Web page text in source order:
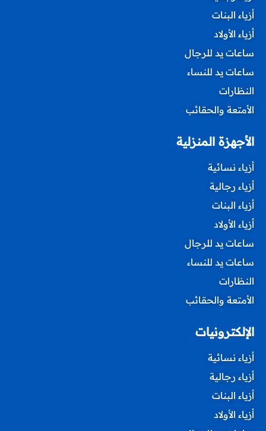
أزياء البنات
أزياء الأولاد
ساعات يد للرجال
ساعات يد للنساء
النظارات
الأمتعة والحقائب
الأجهزة المنزلية
أزياء نسائية
أزياء رجالية
أزياء البنات
أزياء الأولاد
ساعات يد للرجال
ساعات يد للنساء
النظارات
الأمتعة والحقائب
الإلكترونيات
أزياء نسائية
أزياء رجالية
أزياء البنات
أزياء الأولاد